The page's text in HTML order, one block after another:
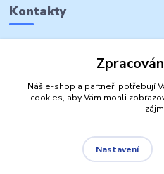
Kontakty
Náš e-shop a partneři potřebují
cookies, aby Vám mohli
Nastavení